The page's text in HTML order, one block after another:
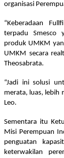
organisasi
“Keberadaan
terpadu Smesco
produk UMKM
UMKM secara
Theosabrata.
“Jadi ini solusi
merata, luas, lebih
Leo.
Sementara itu
Misi Perempuan
penguatan
keterwakilan